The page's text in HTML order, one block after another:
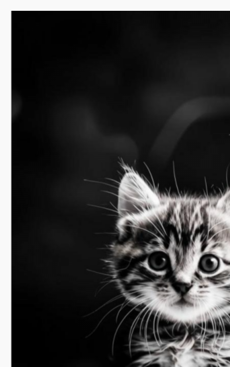
Перейти